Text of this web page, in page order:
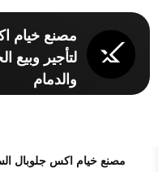
تجاوز إلى المحتوى
مصنع خيام
لتأجير وبيع
والدمام
مصنع خيام اكس جلوبال